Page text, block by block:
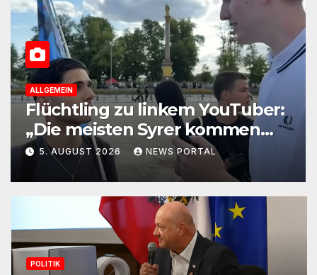
ALLGEMEIN
Flüchtling zu linkem YouTuber:
„Die meisten Syrer kommen
wegen der Sozialleistungen“
5. AUGUST 2026 NEWS PORTAL
POLITIK